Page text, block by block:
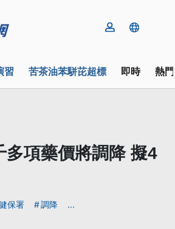
習 苦茶油苯駢芘超標 即時 熱
多項藥價將調降 擬4
保署 調降 ...